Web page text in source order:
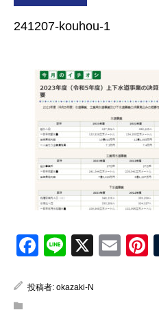
241207-kouhou-1
Facebook
Line
X
投稿者: okazaki-N